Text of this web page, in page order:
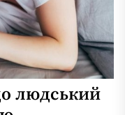
людський